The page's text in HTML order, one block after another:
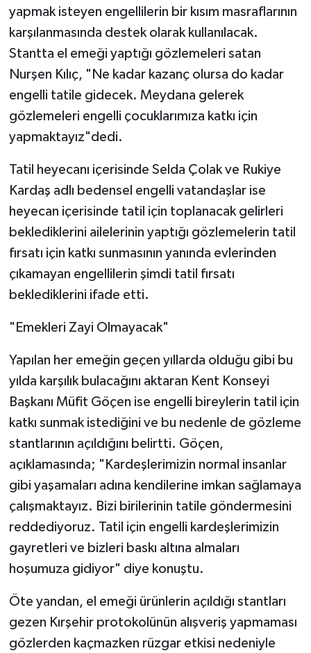
yapmak isteyen engellilerin bir kısım masraflarının
karşılanmasında destek olarak kullanılacak.
Stantta el emeği yaptığı gözlemeleri satan
Nurşen Kılıç, "Ne kadar kazanç olursa do kadar
engelli tatile gidecek. Meydana gelerek
gözlemeleri engelli çocuklarımıza katkı için
yapmaktayız"dedi.
Tatil heyecanı içerisinde Selda Çolak ve Rukiye
Kardaş adlı bedensel engelli vatandaşlar ise
heyecan içerisinde tatil için toplanacak gelirleri
beklediklerini ailelerinin yaptığı gözlemelerin tatil
fırsatı için katkı sunmasının yanında evlerinden
çıkamayan engellilerin şimdi tatil fırsatı
beklediklerini ifade etti.
"Emekleri Zayi Olmayacak"
Yapılan her emeğin geçen yıllarda olduğu gibi bu
yılda karşılık bulacağını aktaran Kent Konseyi
Başkanı Müfit Göçen ise engelli bireylerin tatil için
katkı sunmak istediğini ve bu nedenle de gözleme
stantlarının açıldığını belirtti. Göçen,
açıklamasında; "Kardeşlerimizin normal insanlar
gibi yaşamaları adına kendilerine imkan sağlamaya
çalışmaktayız. Bizi birilerinin tatile göndermesini
reddediyoruz. Tatil için engelli kardeşlerimizin
gayretleri ve bizleri baskı altına almaları
hoşumuza gidiyor" diye konuştu.
Öte yandan, el emeği ürünlerin açıldığı stantları
gezen Kırşehir protokolünün alışveriş yapmaması
gözlerden kaçmazken rüzgar etkisi nedeniyle